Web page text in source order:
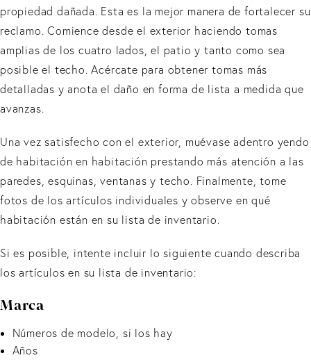
propiedad dañada. Esta es la mejor manera de fortalecer su
reclamo. Comience desde el exterior haciendo tomas
amplias de los cuatro lados, el patio y tanto como sea
posible el techo. Acércate para obtener tomas más
detalladas y anota el daño en forma de lista a medida que
avanzas.
Una vez satisfecho con el exterior, muévase adentro yendo
de habitación en habitación prestando más atención a las
paredes, esquinas, ventanas y techo. Finalmente, tome
fotos de los artículos individuales y observe en qué
habitación están en su lista de inventario.
Si es posible, intente incluir lo siguiente cuando describa
los artículos en su lista de inventario:
Marca
Números de modelo, si los hay
Años